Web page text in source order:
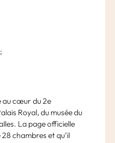
au cœur du 2e
Royal, du musée du
La page officielle
chambres et qu’il